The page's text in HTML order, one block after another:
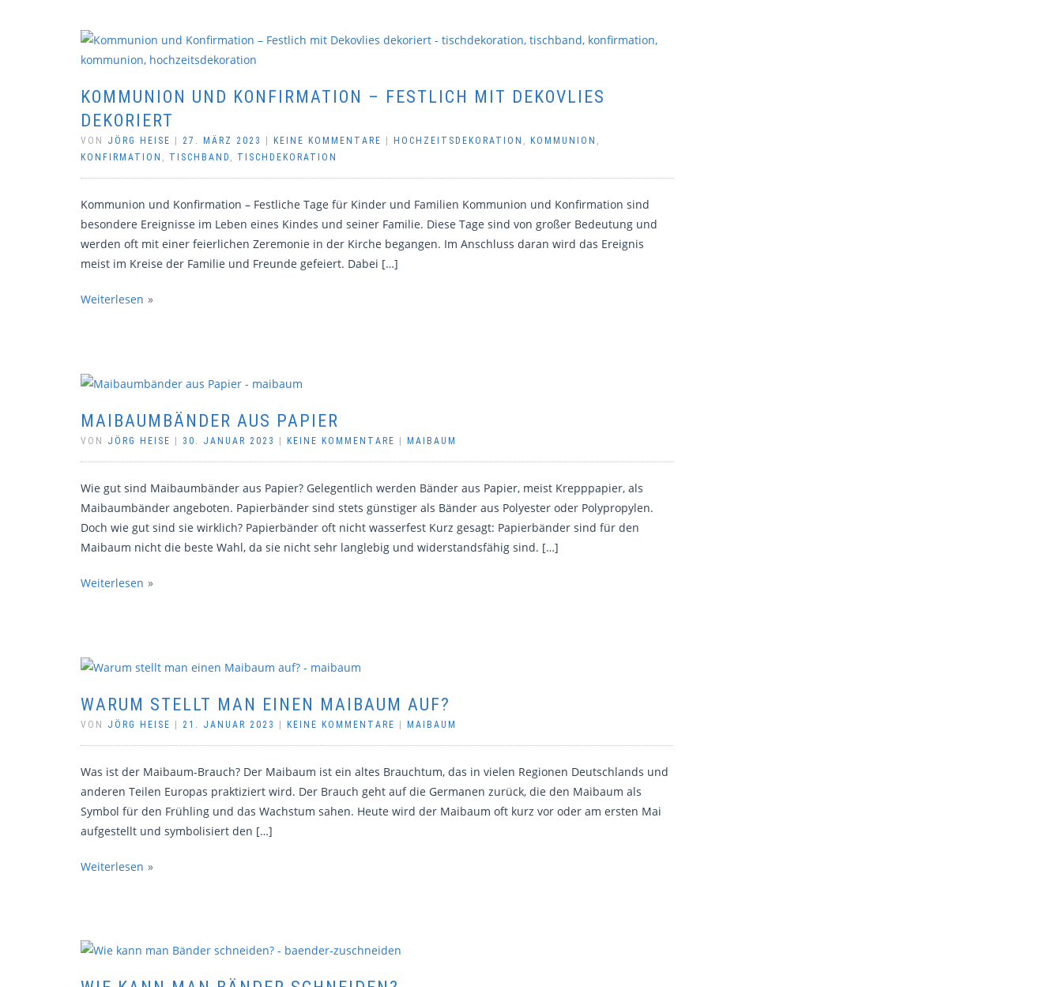
KOMMUNION UND KONFIRMATION – FESTLICH MIT DEKOVLIES
DEKORIERT
VON JÖRG HEISE 27. MÄRZ 2023 KEINE KOMMENTARE HOCHZEITSDEKORATION , KOMMUNION ,
KONFIRMATION , TISCHBAND , TISCHDEKORATION
Kommunion und Konfirmation – Festliche Tage für Kinder und Familien Kommunion und Konfirmation sind
besondere Ereignisse im Leben eines Kindes und seiner Familie. Diese Tage sind von großer Bedeutung und
werden oft mit einer feierlichen Zeremonie in der Kirche begangen. Im Anschluss daran wird das Ereignis
meist im Kreise der Familie und Freunde gefeiert. Dabei […]
Weiterlesen
MAIBAUMBÄNDER AUS PAPIER
VON JÖRG HEISE | 30. JANUAR 2023 | KEINE KOMMENTARE | MAIBAUM
Wie gut sind Maibaumbänder aus Papier? Gelegentlich werden Bänder aus Papier, meist Krepppapier, als
Maibaumbänder angeboten. Papierbänder sind stets günstiger als Bänder aus Polyester oder Polypropylen.
Doch wie gut sind sie wirklich? Papierbänder oft nicht wasserfest Kurz gesagt: Papierbänder sind für den
Maibaum nicht die beste Wahl, da sie nicht sehr langlebig und widerstandsfähig sind. […]
Weiterlesen
WARUM STELLT MAN EINEN MAIBAUM AUF?
VON JÖRG HEISE | 21. JANUAR 2023 | KEINE KOMMENTARE | MAIBAUM
Was ist der Maibaum-Brauch? Der Maibaum ist ein altes Brauchtum, das in vielen Regionen Deutschlands und
anderen Teilen Europas praktiziert wird. Der Brauch geht auf die Germanen zurück, die den Maibaum als
Symbol für den Frühling und das Wachstum sahen. Heute wird der Maibaum oft kurz vor oder am ersten Mai
aufgestellt und symbolisiert den […]
Weiterlesen